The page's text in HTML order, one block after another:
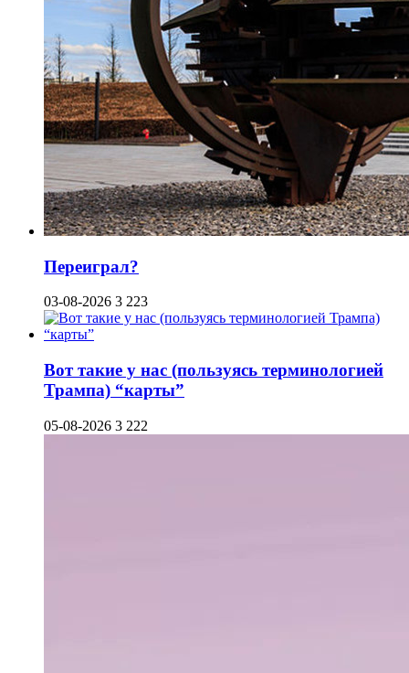
Переиграл?
03-08-2026 3 223
Вот такие у нас (пользуясь терминологией
Трампа) “карты”
05-08-2026 3 222